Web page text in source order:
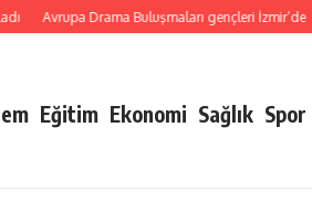
Avrupa Drama Buluşmaları gençleri İzmir’de
Eğitim Ekonomi Sağlık Spor